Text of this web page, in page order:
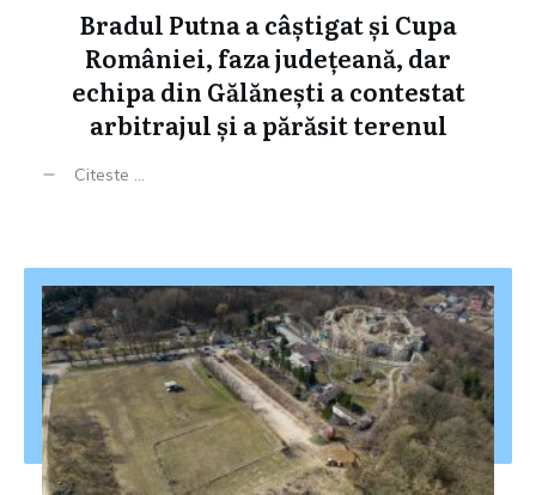
Bradul Putna a câștigat și Cupa
României, faza județeană, dar
echipa din Gălănești a contestat
arbitrajul și a părăsit terenul
Citeste ...